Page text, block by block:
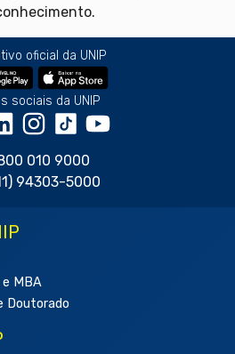
oficial da UNIP
sociais da UNIP
010 9000
94303-5000
MBA
Doutorado